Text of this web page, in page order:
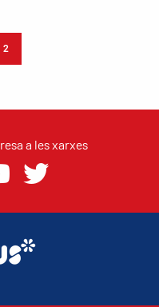
2
a les xarxes